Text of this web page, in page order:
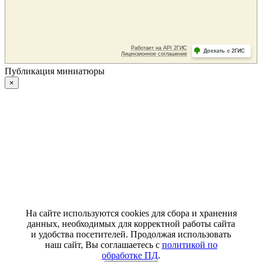
Публикация миниатюры
×
На сайте используются cookies для сбора и хранения
данных, необходимых для корректной работы сайта
и удобства посетителей. Продолжая использовать
наш сайт, Вы соглашаетесь с политикой по
обработке ПД.